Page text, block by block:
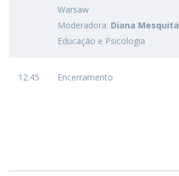
Warsaw
Moderadora: Diana Mesquita
Educação e Psicologia
12:45 Encerramento